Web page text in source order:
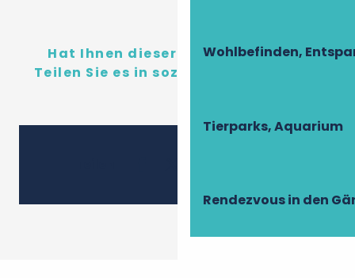
Wohlbefinden,
Tierparks, Aquarium
Rendezvous in den
Hat Ihnen dieser Inhalt gefallen?
Teilen Sie es in sozialen Netzwerken!